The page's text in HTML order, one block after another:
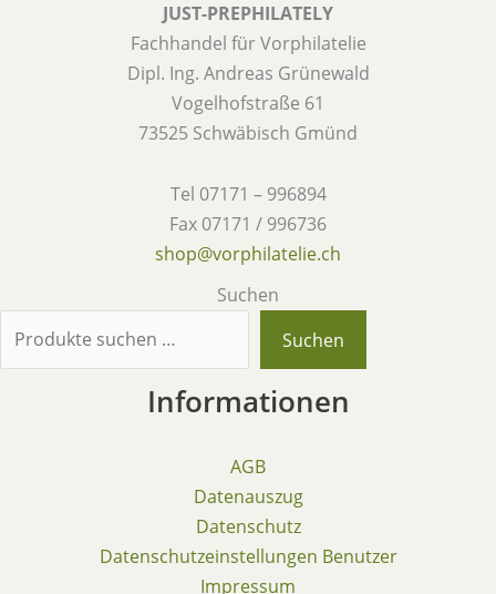
JUST-PREPHILATELY
Fachhandel für Vorphilatelie
Dipl. Ing. Andreas Grünewald
Vogelhofstraße 61
73525 Schwäbisch Gmünd
Tel 07171 – 996894
Fax 07171 / 996736
shop@vorphilatelie.ch
Suchen
Suchen
Informationen
AGB
Datenauszug
Datenschutz
Datenschutzeinstellungen Benutzer
Impressum